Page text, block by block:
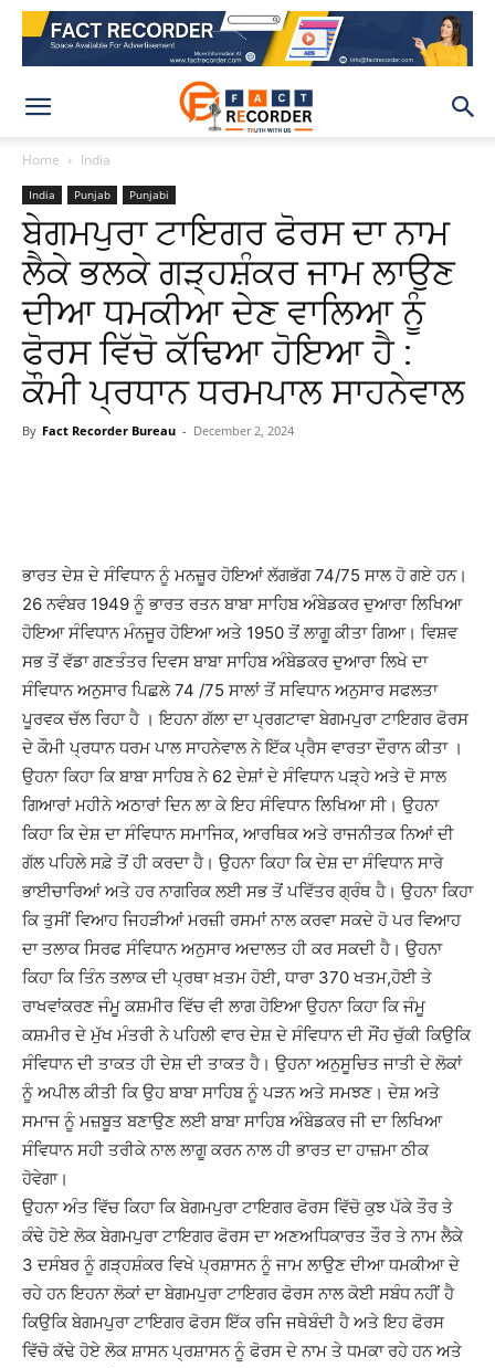
Home India
India Punjab Punjabi
ਬੇਗਮਪੁਰਾ ਟਾਇਗਰ ਫੋਰਸ ਦਾ ਨਾਮ
ਲੈਕੇ ਭਲਕੇ ਗੜ੍ਹਸ਼ੰਕਰ ਜਾਮ ਲਾਉਣ
ਦੀਆ ਧਮਕੀਆ ਦੇਣ ਵਾਲਿਆ ਨੂੰ
ਫੋਰਸ ਵਿੱਚੋ ਕੱਢਿਆ ਹੋਇਆ ਹੈ :
ਕੌਮੀ ਪ੍ਰਧਾਨ ਧਰਮਪਾਲ ਸਾਹਨੇਵਾਲ
By Fact Recorder Bureau - December 2, 2024
ਭਾਰਤ ਦੇਸ਼ ਦੇ ਸੰਵਿਧਾਨ ਨੂੰ ਮਨਜ਼ੂਰ ਹੋਇਆਂ ਲੱਗਭੱਗ 74/75 ਸਾਲ ਹੋ ਗਏ ਹਨ।
26 ਨਵੰਬਰ 1949 ਨੂੰ ਭਾਰਤ ਰਤਨ ਬਾਬਾ ਸਾਹਿਬ ਅੰਬੇਡਕਰ ਦੁਆਰਾ ਲਿਖਿਆ
ਹੋਇਆ ਸੰਵਿਧਾਨ ਮੰਨਜੂਰ ਹੋਇਆ ਅਤੇ 1950 ਤੋਂ ਲਾਗੂ ਕੀਤਾ ਗਿਆ। ਵਿਸ਼ਵ
ਸਭ ਤੋਂ ਵੱਡਾ ਗਣਤੰਤਰ ਦਿਵਸ ਬਾਬਾ ਸਾਹਿਬ ਅੰਬੇਡਕਰ ਦੁਆਰਾ ਲਿਖੇ ਦਾ
ਸੰਵਿਧਾਨ ਅਨੁਸਾਰ ਪਿਛਲੇ 74 /75 ਸਾਲਾਂ ਤੋਂ ਸਵਿਧਾਨ ਅਨੁਸਾਰ ਸਫਲਤਾ
ਪੂਰਵਕ ਚੱਲ ਰਿਹਾ ਹੈ । ਇਹਨਾ ਗੱਲਾ ਦਾ ਪ੍ਰਗਟਾਵਾ ਬੇਗਮਪੁਰਾ ਟਾਇਗਰ ਫੋਰਸ
ਦੇ ਕੌਮੀ ਪ੍ਰਧਾਨ ਧਰਮ ਪਾਲ ਸਾਹਨੇਵਾਲ ਨੇ ਇੱਕ ਪ੍ਰੈਸ ਵਾਰਤਾ ਦੌਰਾਨ ਕੀਤਾ ।
ਉਹਨਾ ਕਿਹਾ ਕਿ ਬਾਬਾ ਸਾਹਿਬ ਨੇ 62 ਦੇਸ਼ਾਂ ਦੇ ਸੰਵਿਧਾਨ ਪੜ੍ਹੇ ਅਤੇ ਦੋ ਸਾਲ
ਗਿਆਰਾਂ ਮਹੀਨੇ ਅਠਾਰਾਂ ਦਿਨ ਲਾ ਕੇ ਇਹ ਸੰਵਿਧਾਨ ਲਿਖਿਆ ਸੀ। ਉਹਨਾ
ਕਿਹਾ ਕਿ ਦੇਸ਼ ਦਾ ਸੰਵਿਧਾਨ ਸਮਾਜਿਕ, ਆਰਥਿਕ ਅਤੇ ਰਾਜਨੀਤਕ ਨਿਆਂ ਦੀ
ਗੱਲ ਪਹਿਲੇ ਸਫ਼ੇ ਤੋਂ ਹੀ ਕਰਦਾ ਹੈ। ਉਹਨਾ ਕਿਹਾ ਕਿ ਦੇਸ਼ ਦਾ ਸੰਵਿਧਾਨ ਸਾਰੇ
ਭਾਈਚਾਰਿਆਂ ਅਤੇ ਹਰ ਨਾਗਰਿਕ ਲਈ ਸਭ ਤੋਂ ਪਵਿੱਤਰ ਗ੍ਰੰਥ ਹੈ। ਉਹਨਾ ਕਿਹਾ
ਕਿ ਤੁਸੀਂ ਵਿਆਹ ਜਿਹੜੀਆਂ ਮਰਜ਼ੀ ਰਸਮਾਂ ਨਾਲ ਕਰਵਾ ਸਕਦੇ ਹੋ ਪਰ ਵਿਆਹ
ਦਾ ਤਲਾਕ ਸਿਰਫ ਸੰਵਿਧਾਨ ਅਨੁਸਾਰ ਅਦਾਲਤ ਹੀ ਕਰ ਸਕਦੀ ਹੈ। ਉਹਨਾ
ਕਿਹਾ ਕਿ ਤਿੰਨ ਤਲਾਕ ਦੀ ਪ੍ਰਥਾ ਖ਼ਤਮ ਹੋਈ, ਧਾਰਾ 370 ਖਤਮ,ਹੋਈ ਤੇ
ਰਾਖਵਾਂਕਰਣ ਜੰਮੂ ਕਸ਼ਮੀਰ ਵਿੱਚ ਵੀ ਲਾਗ ਹੋਇਆ ਉਹਨਾ ਕਿਹਾ ਕਿ ਜੰਮੂ
ਕਸ਼ਮੀਰ ਦੇ ਮੁੱਖ ਮੰਤਰੀ ਨੇ ਪਹਿਲੀ ਵਾਰ ਦੇਸ਼ ਦੇ ਸੰਵਿਧਾਨ ਦੀ ਸੌਂਹ ਚੁੱਕੀ ਕਿਉਕਿ
ਸੰਵਿਧਾਨ ਦੀ ਤਾਕਤ ਹੀ ਦੇਸ਼ ਦੀ ਤਾਕਤ ਹੈ। ਉਹਨਾ ਅਨੁਸੂਚਿਤ ਜਾਤੀ ਦੇ ਲੋਕਾਂ
ਨੂੰ ਅਪੀਲ ਕੀਤੀ ਕਿ ਉਹ ਬਾਬਾ ਸਾਹਿਬ ਨੂੰ ਪੜਨ ਅਤੇ ਸਮਝਣ। ਦੇਸ਼ ਅਤੇ
ਸਮਾਜ ਨੂੰ ਮਜ਼ਬੂਤ ਬਣਾਉਣ ਲਈ ਬਾਬਾ ਸਾਹਿਬ ਅੰਬੇਡਕਰ ਜੀ ਦਾ ਲਿਖਿਆ
ਸੰਵਿਧਾਨ ਸਹੀ ਤਰੀਕੇ ਨਾਲ ਲਾਗੂ ਕਰਨ ਨਾਲ ਹੀ ਭਾਰਤ ਦਾ ਹਾਜ਼ਮਾ ਠੀਕ
ਹੋਵੇਗਾ।
ਉਹਨਾ ਅੰਤ ਵਿੱਚ ਕਿਹਾ ਕਿ ਬੇਗਮਪੁਰਾ ਟਾਇਗਰ ਫੋਰਸ ਵਿੱਚੋ ਕੁਝ ਪੱਕੇ ਤੌਰ ਤੇ
ਕੰਢੇ ਹੋਏ ਲੋਕ ਬੇਗਮਪੁਰਾ ਟਾਇਗਰ ਫੋਰਸ ਦਾ ਅਣਅਧਿਕਾਰਤ ਤੌਰ ਤੇ ਨਾਮ ਲੈਕੇ
3 ਦਸੰਬਰ ਨੂੰ ਗੜ੍ਹਸ਼ੰਕਰ ਵਿਖੇ ਪ੍ਰਸ਼ਾਸਨ ਨੂੰ ਜਾਮ ਲਾਉਣ ਦੀਆ ਧਮਕੀਆ ਦੇ
ਰਹੇ ਹਨ ਇਹਨਾ ਲੋਕਾਂ ਦਾ ਬੇਗਮਪੁਰਾ ਟਾਇਗਰ ਫੋਰਸ ਨਾਲ ਕੋਈ ਸਬੰਧ ਨਹੀਂ ਹੈ
ਕਿਉਕਿ ਬੇਗਮਪੁਰਾ ਟਾਇਗਰ ਫੋਰਸ ਇੱਕ ਰਜਿ ਜਥੇਬੰਦੀ ਹੈ ਅਤੇ ਇਹ ਫੋਰਸ
ਵਿੱਚੋ ਕੱਢੇ ਹੋਏ ਲੋਕ ਸ਼ਾਸਨ ਪ੍ਰਸ਼ਾਸਨ ਨੂੰ ਫੋਰਸ ਦੇ ਨਾਮ ਤੇ ਧਮਕਾ ਰਹੇ ਹਨ ਅਤੇ